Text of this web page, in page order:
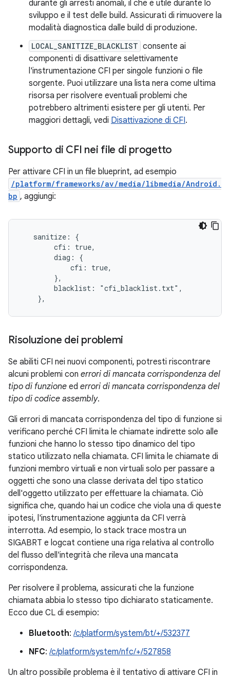
durante gli arresti anomali, il che è utile durante lo
sviluppo e il test delle build. Assicurati di rimuovere la
modalità diagnostica dalle build di produzione.
LOCAL_SANITIZE_BLACKLIST consente ai
componenti di disattivare selettivamente
l'instrumentazione CFI per singole funzioni o file
sorgente. Puoi utilizzare una lista nera come ultima
risorsa per risolvere eventuali problemi che
potrebbero altrimenti esistere per gli utenti. Per
maggiori dettagli, vedi Disattivazione di CFI.
Supporto di CFI nei file di progetto
Per attivare CFI in un file blueprint, ad esempio
/platform/frameworks/av/media/libmedia/Android.
bp , aggiungi:
   sanitize: {
        cfi: true,
        diag: {
            cfi: true,
        },
        blacklist: "cfi_blacklist.txt",
    },
Risoluzione dei problemi
Se abiliti CFI nei nuovi componenti, potresti riscontrare
alcuni problemi con errori di mancata corrispondenza del
tipo di funzione ed errori di mancata corrispondenza del
tipo di codice assembly.
Gli errori di mancata corrispondenza del tipo di funzione si
verificano perché CFI limita le chiamate indirette solo alle
funzioni che hanno lo stesso tipo dinamico del tipo
statico utilizzato nella chiamata. CFI limita le chiamate di
funzioni membro virtuali e non virtuali solo per passare a
oggetti che sono una classe derivata del tipo statico
dell'oggetto utilizzato per effettuare la chiamata. Ciò
significa che, quando hai un codice che viola una di queste
ipotesi, l'instrumentazione aggiunta da CFI verrà
interrotta. Ad esempio, lo stack trace mostra un
SIGABRT e logcat contiene una riga relativa al controllo
del flusso dell'integrità che rileva una mancata
corrispondenza.
Per risolvere il problema, assicurati che la funzione
chiamata abbia lo stesso tipo dichiarato staticamente.
Ecco due CL di esempio:
Bluetooth: /c/platform/system/bt/+/532377
NFC: /c/platform/system/nfc/+/527858
Un altro possibile problema è il tentativo di attivare CFI in